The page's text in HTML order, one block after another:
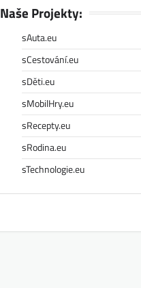
Naše Projekty:
sAuta.eu
sCestování.eu
sDěti.eu
sMobilHry.eu
sRecepty.eu
sRodina.eu
sTechnologie.eu